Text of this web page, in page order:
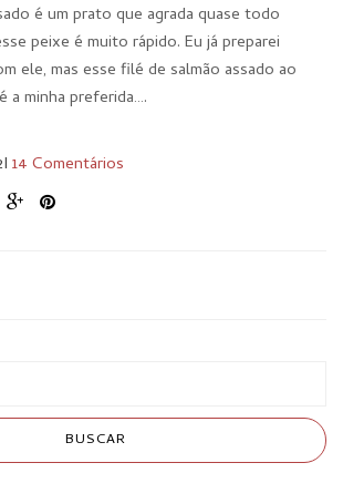
é um prato que agrada quase todo
peixe é muito rápido. Eu já preparei
ele, mas esse filé de salmão assado ao
a minha preferida….
I 14 Comentários